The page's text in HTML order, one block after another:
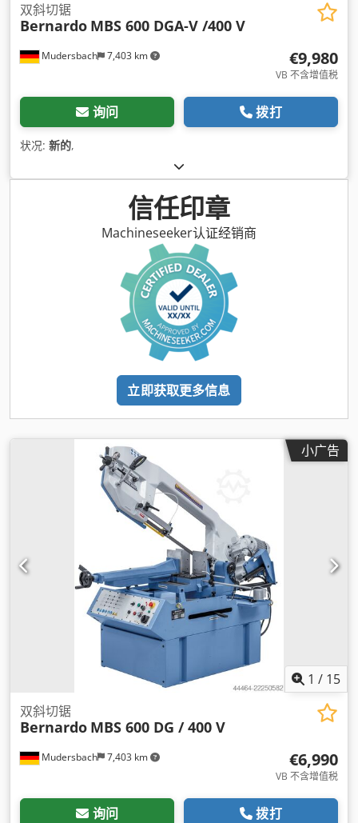
Mudersbach 7,403 km
双斜切锯
Bernardo MBS 600 DGA-V /400 V
€9,980
VB 不含增值税
询问 拨打
状况: 新的,
信任印章
Machineseeker认证经销商
立即获取更多信息
小广告
1 / 15
Mudersbach 7,403 km
双斜切锯
Bernardo MBS 600 DG / 400 V
€6,990
VB 不含增值税
询问 拨打